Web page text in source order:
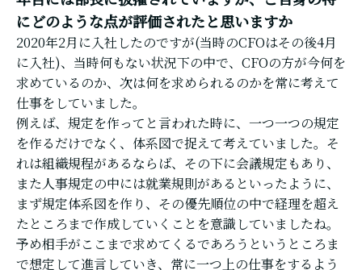
にどのような点が評価されたと思いますか
2020年2月に入社したのですが(当時のCFOはその後4月
に入社)、当時何もない状況下の中で、CFOの方が今何を
求めているのか、次は何を求められるのかを常に考えて
仕事をしていました。
例えば、規定を作ってと言われた時に、一つ一つの規定
を作るだけでなく、体系図で捉えて考えていました。そ
れは組織規程があるならば、その下に会議規定もあり、
また人事規定の中には就業規則があるといったように、
まず規定体系図を作り、その優先順位の中で経理を超え
たところまで作成していくことを意識していましたね。
予め相手がここまで求めてくるであろうというところま
で想定して進言していき、常に一つ上の仕事をするよう